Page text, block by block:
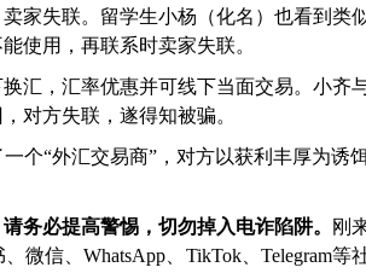
家失联。留学生小杨（化名）也看到
使用，再联系时卖家失联。
，汇率优惠并可线下当面交易。小齐
对方失联，遂得知被骗。
“外汇交易商”，对方以获利丰厚为诱
务必提高警惕，切勿掉入电诈陷阱。
刚
信、WhatsApp、TikTok、Telegram